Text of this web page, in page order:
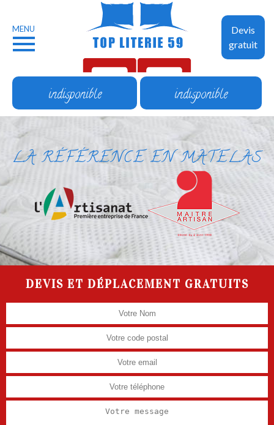
Devis
gratuit
MENU
indisponible indisponible
LA RÉFÉRENCE EN MATELAS
DEVIS ET DÉPLACEMENT GRATUITS